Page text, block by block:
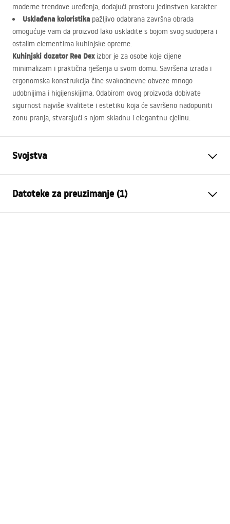
moderne trendove uređenja, dodajući prostoru jedinstven karakter
Usklađena koloristika pažljivo odabrana završna obrada
omogućuje vam da proizvod lako uskladite s bojom svog sudopera i
ostalim elementima kuhinjske opreme.
Kuhinjski dozator Rea Dexizbor je za osobe koje cijene
minimalizam i praktična rješenja u svom domu. Savršena izrada i
ergonomska konstrukcija čine svakodnevne obveze mnogo
udobnijima i higijenskijima. Odabirom ovog proizvoda dobivate
sigurnost najviše kvalitete i estetiku koja će savršeno nadopuniti
zonu pranja, stvarajući s njom skladnu i elegantnu cjelinu.
Svojstva
Materijal
Plastika, Metal
Način montaže
Ugradbeni
Datoteke za preuzimanje (1)